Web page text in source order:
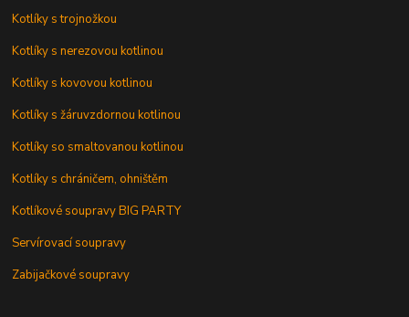
Kotlíky s trojnožkou
Kotlíky s nerezovou kotlinou
Kotlíky s kovovou kotlinou
Kotlíky s žáruvzdornou kotlinou
Kotlíky so smaltovanou kotlinou
Kotlíky s chráničem, ohništěm
Kotlíkové soupravy BIG PARTY
Servírovací soupravy
Zabijačkové soupravy